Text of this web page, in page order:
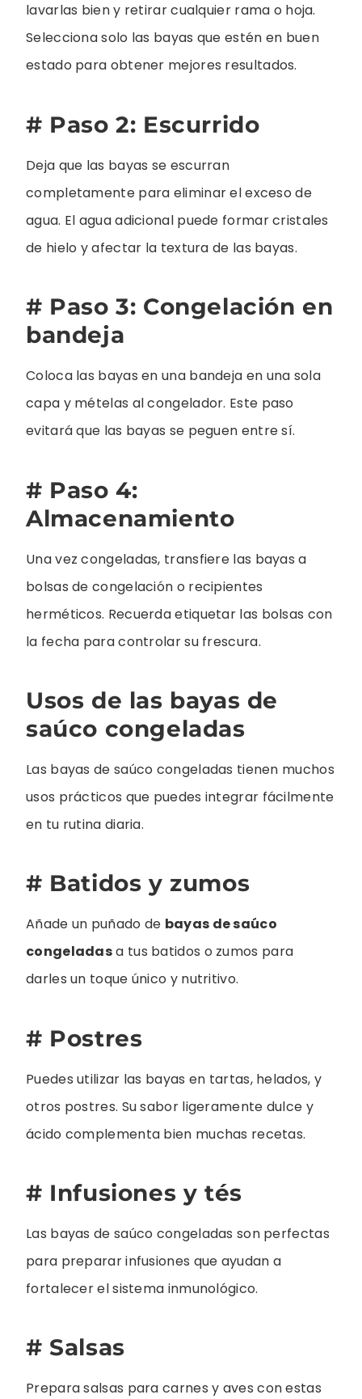
lavarlas bien y retirar cualquier rama o hoja.
Selecciona solo las bayas que estén en buen
estado para obtener mejores resultados.
# Paso 2: Escurrido
Deja que las bayas se escurran
completamente para eliminar el exceso de
agua. El agua adicional puede formar cristales
de hielo y afectar la textura de las bayas.
# Paso 3: Congelación en
bandeja
Coloca las bayas en una bandeja en una sola
capa y mételas al congelador. Este paso
evitará que las bayas se peguen entre sí.
# Paso 4:
Almacenamiento
Una vez congeladas, transfiere las bayas a
bolsas de congelación o recipientes
herméticos. Recuerda etiquetar las bolsas con
la fecha para controlar su frescura.
Usos de las bayas de
saúco congeladas
Las bayas de saúco congeladas tienen muchos
usos prácticos que puedes integrar fácilmente
en tu rutina diaria.
# Batidos y zumos
Añade un puñado de bayas de saúco
congeladasa tus batidos o zumos para
darles un toque único y nutritivo.
# Postres
Puedes utilizar las bayas en tartas, helados, y
otros postres. Su sabor ligeramente dulce y
ácido complementa bien muchas recetas.
# Infusiones y tés
Las bayas de saúco congeladas son perfectas
para preparar infusiones que ayudan a
fortalecer el sistema inmunológico.
# Salsas
Prepara salsas para carnes y aves con estas